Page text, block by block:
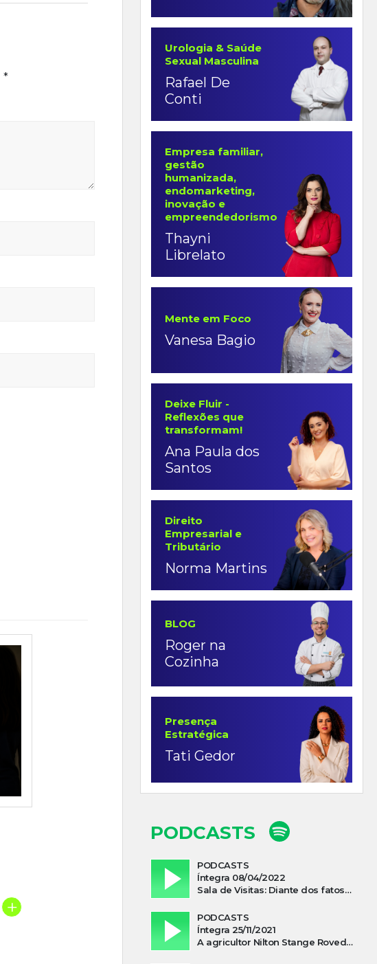
*
+
Urologia & Saúde
Sexual Masculina
Rafael De
Conti
Empresa familiar,
gestão
humanizada,
endomarketing,
inovação e
empreendedorismo
Thayni
Librelato
Mente em Foco
Vanesa Bagio
Deixe Fluir -
Reflexões que
transformam!
Ana Paula dos
Santos
Direito
Empresarial e
Tributário
Norma Martins
BLOG
Roger na
Cozinha
Presença
Estratégica
Tati Gedor
PODCASTS
PODCASTS
Íntegra 08/04/2022
Sala de Visitas: Diante dos fatos que influenciam a economia o que podemos esperar de 2022
PODCASTS
Íntegra 25/11/2021
A agricultor Nilton Stange Roveda, afirma ter recebido ajuda espiritual durante acidente